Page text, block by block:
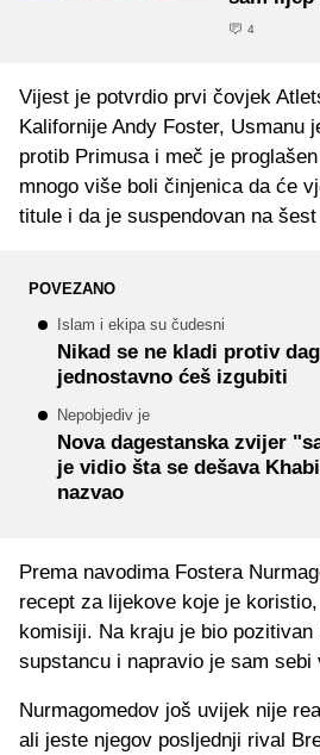
4
Vijest je potvrdio prvi čovjek
Kalifornije Andy Foster, Usmanu
protib Primusa i meč je
mnogo više boli činjenica da će
titule i da je suspendovan na
POVEZANO
Islam i ekipa su čudesni
Nikad se ne kladi protiv
jednostavno ćeš izgubiti
Nepobjediv je
Nova dagestanska zvijer
je vidio šta se dešava
nazvao
Prema navodima Fostera
recept za lijekove koje je
komisiji. Na kraju je bio pozitivan
supstancu i napravio je sam sebi
Nurmagomedov još uvijek nije
ali jeste njegov posljednji rival